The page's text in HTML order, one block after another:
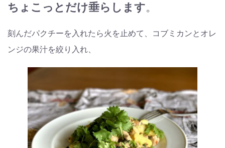
ちょこっとだけ垂らします。
刻んだパクチーを入れたら火を止めて、コブミカンとオレ
ンジの果汁を絞り入れ、